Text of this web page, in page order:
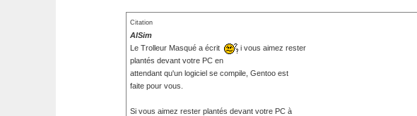
Citation
AlSim
Le Trolleur Masqué a écrit
i vous aimez rester
plantés devant votre PC en
attendant qu'un logiciel se compile, Gentoo est
faite pour vous.
Si vous aimez rester plantés devant votre PC à